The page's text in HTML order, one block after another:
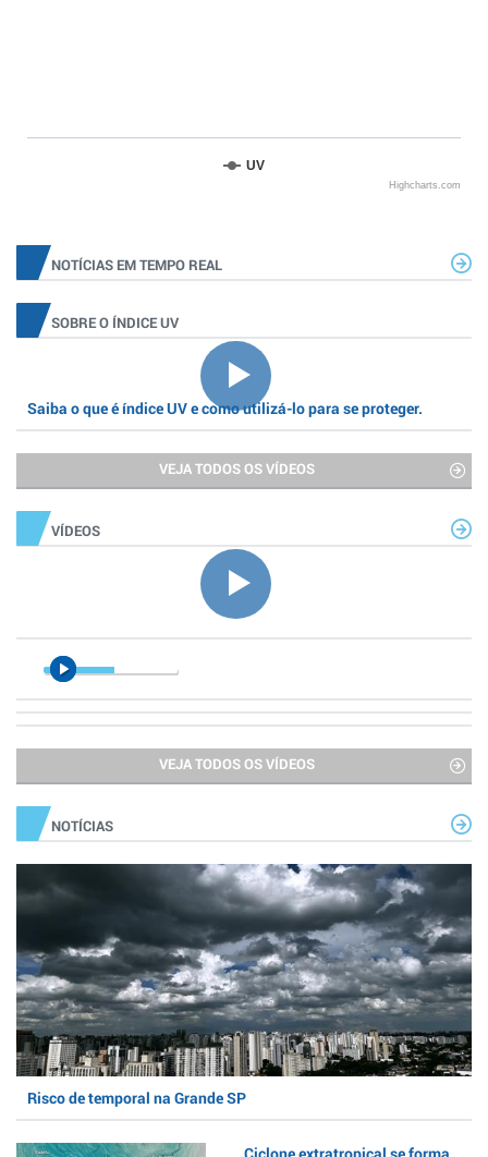
UV
Highcharts.com
NOTÍCIAS EM TEMPO REAL
SOBRE O ÍNDICE UV
Saiba o que é índice UV e como utilizá-lo para se proteger.
VEJA TODOS OS VÍDEOS
VÍDEOS
VEJA TODOS OS VÍDEOS
NOTÍCIAS
Risco de temporal na Grande SP